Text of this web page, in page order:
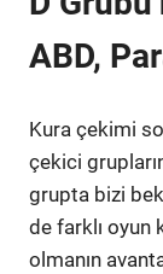
ABD,
Kura çekimi
çekici
grupta bizi
de farklı oyun
olmanın